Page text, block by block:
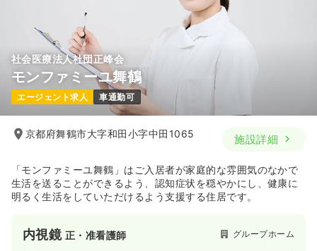
社会医療法人社団正峰会
モンファミーユ舞鶴
エージェント求人 車通勤可
京都府舞鶴市大字和田小字中田1065 施設詳細
「モンファミーユ舞鶴」はご入居者が家庭的な雰囲気のなかで
生活を送ることができるよう、認知症状を穏やかにし、健康に
明るく生活をしていただけるよう支援する住居です。
内視鏡 正・准看護師 グループホーム